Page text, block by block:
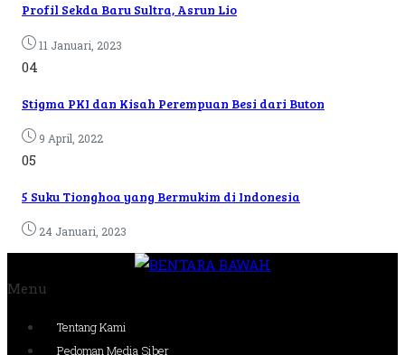
Profil Sekda Baru Sultra, Asrun Lio
11 Januari, 2023
04
Stigma PKI dan Kisah Perempuan Besi dari Buton
9 April, 2022
05
5 Suku Tionghoa yang Bermukim di Indonesia
24 Januari, 2023
Menu
Tentang Kami
Pedoman Media Siber